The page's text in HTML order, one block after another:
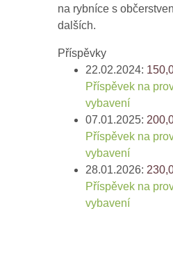
na rybníce s
dalších.
Příspěvky
22.02.2024:
Příspěvek na
vybavení
07.01.2025:
Příspěvek na
vybavení
28.01.2026:
Příspěvek na
vybavení